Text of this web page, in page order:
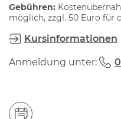
Gebühren:
möglich, zzgl. 50 Euro für
Kursinformationen
Anmeldung unter: